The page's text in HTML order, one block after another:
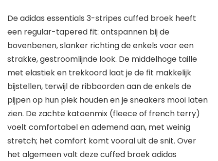
De adidas essentials 3-stripes cuffed broek heeft
een regular-tapered fit: ontspannen bij de
bovenbenen, slanker richting de enkels voor een
strakke, gestroomlijnde look. De middelhoge taille
met elastiek en trekkoord laat je de fit makkelijk
bijstellen, terwijl de ribboorden aan de enkels de
pijpen op hun plek houden en je sneakers mooi laten
zien. De zachte katoenmix (fleece of french terry)
voelt comfortabel en ademend aan, met weinig
stretch; het comfort komt vooral uit de snit. Over
het algemeen valt deze cuffed broek adidas